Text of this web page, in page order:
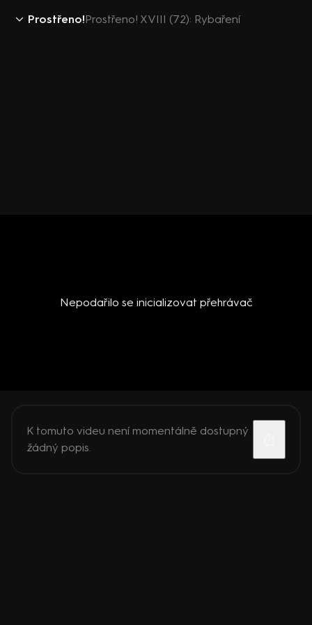
Prostřeno!Prostřeno! XVIII (72): Rybaření
Nepodařilo se inicializovat přehrávač
K tomuto videu není momentálně dostupný
žádný popis.